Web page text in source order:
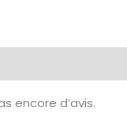
encore d’avis.